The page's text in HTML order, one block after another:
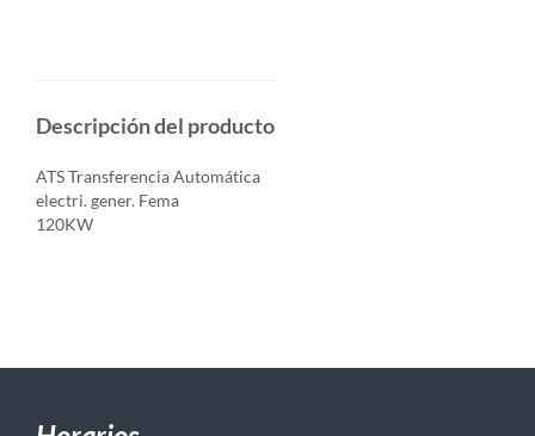
Descripción del producto
ATS Transferencia Automática
electri. gener. Fema
120KW